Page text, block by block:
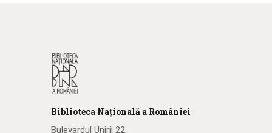
Biblioteca Națională a României
Bulevardul Unirii 22,